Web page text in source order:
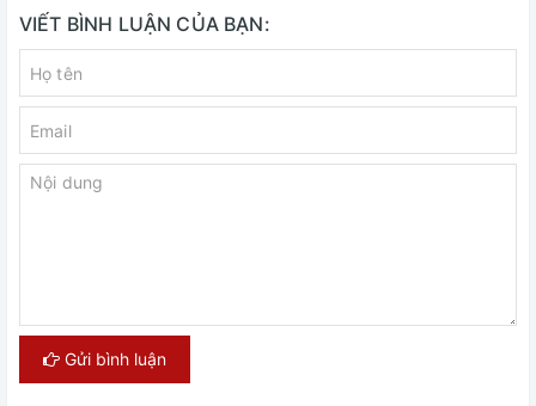
VIẾT BÌNH LUẬN CỦA BẠN:
Gửi bình luận